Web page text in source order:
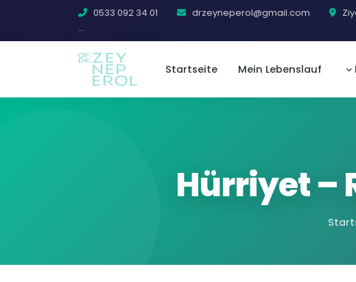
0533 092 34 01 drzeyneperol@gmail.com
...
Startseite Mein Lebenslauf
Hürriyet –